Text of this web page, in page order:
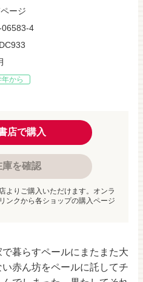
暮らすペールにまたまた大
赤ん坊をペールに託してチ
ージ
4
から
店で購入
庫を確認
よりご購入いただけます。オンラ
ンクから各ショップの購入ページ